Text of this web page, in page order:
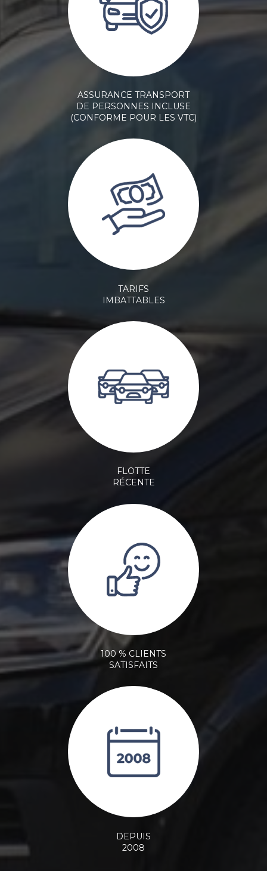
ASSURANCE TRANSPORT
DE PERSONNES INCLUSE
(CONFORME POUR LES VTC)
TARIFS
IMBATTABLES
FLOTTE
RÉCENTE
100 % CLIENTS
SATISFAITS
DEPUIS
2008